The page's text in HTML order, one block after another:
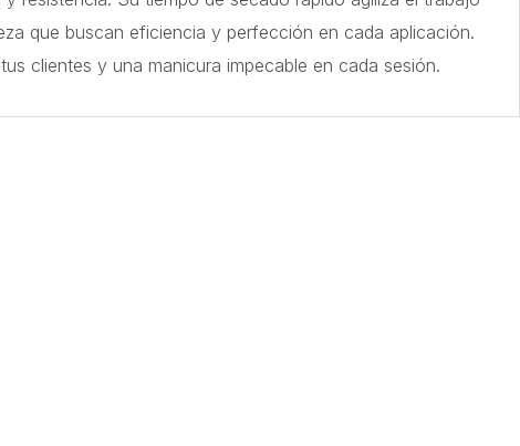
que buscan eficiencia y perfección en cada aplicación.
clientes y una manicura impecable en cada sesión.